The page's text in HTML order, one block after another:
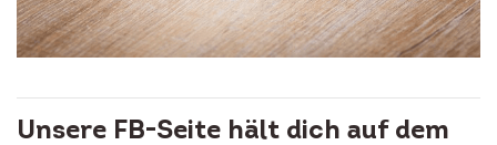
Unsere FB-Seite hält dich auf dem